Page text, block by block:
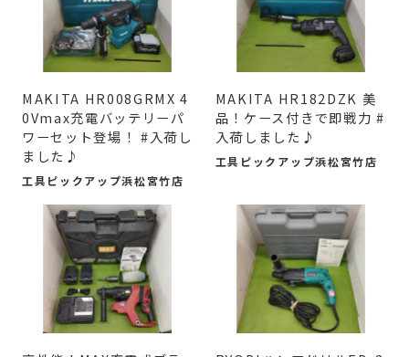
MAKITA HR008GRMX 4
0Vmax充電バッテリーパ
ワーセット登場！ #入荷し
ました♪
工具ピックアップ浜松宮竹店
MAKITA HR182DZK 美
品！ケース付きで即戦力 #
入荷しました♪
工具ピックアップ浜松宮竹店